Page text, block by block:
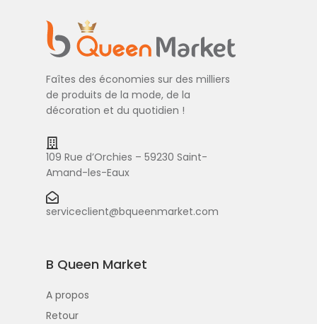
Faîtes des économies sur des milliers
de produits de la mode, de la
décoration et du quotidien !
109 Rue d’Orchies – 59230 Saint-
Amand-les-Eaux
serviceclient@bqueenmarket.com
B Queen Market
A propos
Retour